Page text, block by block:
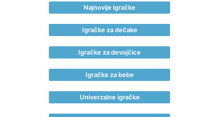
Najnovije igračke
Igračke za dečake
Igračke za devojčice
Igračke za bebe
Univerzalne igračke